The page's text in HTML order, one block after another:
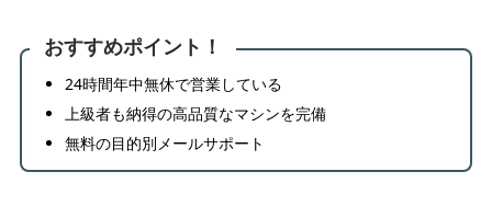
おすすめポイント！
24時間年中無休で営業している
上級者も納得の高品質なマシンを完備
無料の目的別メールサポート